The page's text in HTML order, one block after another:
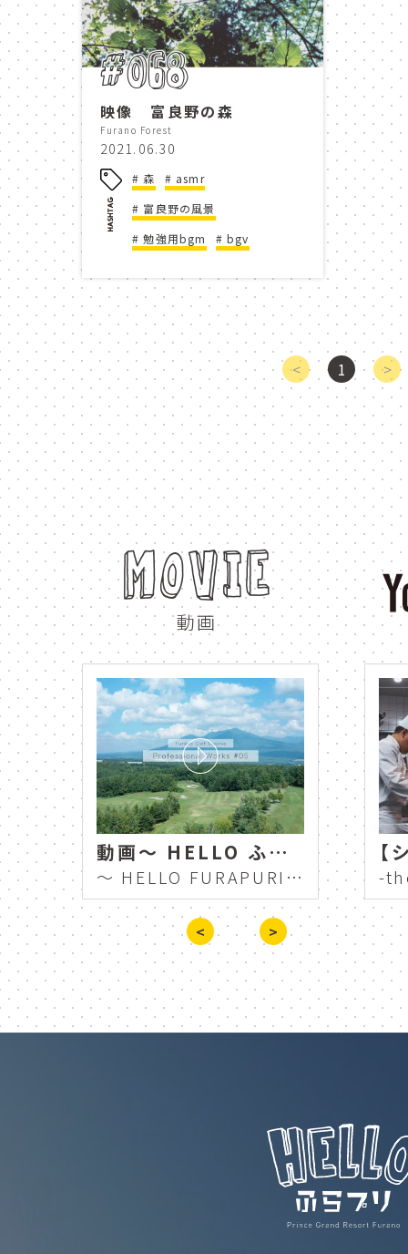
ニングルテラス ルゴロ
レストラン スキー場
スーベニアショップ
shisai no yu pan
furano ski area mori
ソーズバー 映像
ニングルテラス
le gaulois furano
熱気球 hot air
パークゴルフ park
furapuri ふらのん
新富良野プリンスホテル
アーノルドパーマー
ガーデン 散歩
kaze no garden walk
写真 kaze no garden
HELLO ふらプリ
ガーデナー 富良野
ドライブ furano
scene photo
北海道 桜 畑
guest
ゴルフコ
#068
映像 富良野の森
Furano Forest
2021.06.30
森
asmr
富良野の風景
勉強用bgm
bgv
< 1 >
MOVIE
動画
新富良野プリンスホテル 冬
Shin Furano Prince Hotel Winter
動画～ HELLO ふらプリ 富良野ゴルフコース スタッフに密着 Professional Works #5 ～
～ HELLO FURAPURI Furano Golf Course Close to Staff Professional Works #5 ～
< >